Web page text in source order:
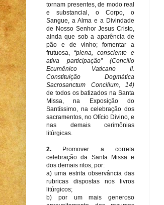
tornam presentes, de modo real
e substancial, o Corpo, o
Sangue, a Alma e a Divindade
de Nosso Senhor Jesus Cristo,
ainda que sob a aparência de
pão e de vinho; fomentar a
frutuosa, “plena, consciente e
ativa participação” (Concílio
Ecumênico Vaticano II.
Constituição Dogmática
Sacrosanctum Concilium, 14)
de todos os batizados na Santa
Missa, na Exposição do
Santíssimo, na celebração dos
sacramentos, no Ofício Divino, e
nas demais cerimônias
litúrgicas.
2.
Promover a correta
celebração da Santa Missa e
dos demais ritos, por:
a) uma estrita observância das
rubricas dispostas nos livros
litúrgicos;
b) por um mais generoso